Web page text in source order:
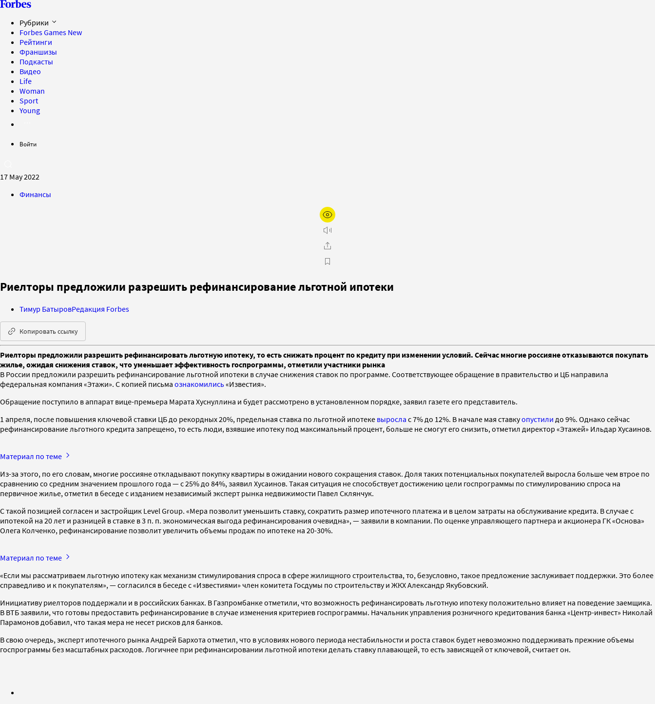
Рубрики
Forbes Games New
Рейтинги
Франшизы
Подкасты
Видео
Life
Woman
Sport
Young
Войти
17 May 2022
Финансы
Риелторы предложили разрешить рефинансирование льготной ипотеки
Тимур БатыровРедакция Forbes
Копировать ссылку
Риелторы предложили разрешить рефинансировать льготную ипотеку, то есть снижать процент по кредиту при изменении условий. Сейчас многие россияне отказываются покупать
жилье, ожидая снижения ставок, что уменьшает эффективность госпрограммы, отметили участники рынка
В России предложили разрешить рефинансирование льготной ипотеки в случае снижения ставок по программе. Соответствующее обращение в правительство и ЦБ направила
федеральная компания «Этажи». С копией письма ознакомились«Известия».
Обращение поступило в аппарат вице-премьера Марата Хуснуллина и будет рассмотрено в установленном порядке, заявил газете его представитель.
1 апреля, после повышения ключевой ставки ЦБ до рекордных 20%, предельная ставка по льготной ипотеке выросла с 7% до 12%. В начале мая ставкуопустили до 9%. Однако сейчас
рефинансирование льготного кредита запрещено, то есть люди, взявшие ипотеку под максимальный процент, больше не смогут его снизить, отметил директор «Этажей» Ильдар Хусаинов.
Материал по теме
Из-за этого, по его словам, многие россияне откладывают покупку квартиры в ожидании нового сокращения ставок. Доля таких потенциальных покупателей выросла больше чем втрое по
сравнению со средним значением прошлого года — с 25% до 84%, заявил Хусаинов. Такая ситуация не способствует достижению цели госпрограммы по стимулированию спроса на
первичное жилье, отметил в беседе с изданием независимый эксперт рынка недвижимости Павел Склянчук.
С такой позицией согласен и застройщик Level Group. «Мера позволит уменьшить ставку, сократить размер ипотечного платежа и в целом затраты на обслуживание кредита. В случае с
ипотекой на 20 лет и разницей в ставке в 3 п. п. экономическая выгода рефинансирования очевидна», — заявили в компании. По оценке управляющего партнера и акционера ГК «Основа»
Олега Колченко, рефинансирование позволит увеличить объемы продаж по ипотеке на 20-30%.
Материал по теме
«Если мы рассматриваем льготную ипотеку как механизм стимулирования спроса в сфере жилищного строительства, то, безусловно, такое предложение заслуживает поддержки. Это более
справедливо и к покупателям», — согласился в беседе с «Известиями» член комитета Госдумы по строительству и ЖКХ Александр Якубовский.
Инициативу риелторов поддержали и в российских банках. В Газпромбанке отметили, что возможность рефинансировать льготную ипотеку положительно влияет на поведение заемщика.
В ВТБ заявили, что готовы предоставить рефинансирование в случае изменения критериев госпрограммы. Начальник управления розничного кредитования банка «Центр-инвест» Николай
Парамонов добавил, что такая мера не несет рисков для банков.
В свою очередь, эксперт ипотечного рынка Андрей Бархота отметил, что в условиях нового периода нестабильности и роста ставок будет невозможно поддерживать прежние объемы
госпрограммы без масштабных расходов. Логичнее при рефинансировании льготной ипотеки делать ставку плавающей, то есть зависящей от ключевой, считает он.